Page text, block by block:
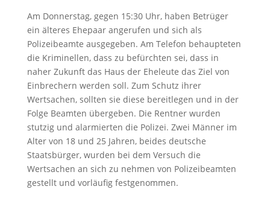
Am Donnerstag, gegen 15:30 Uhr, haben Betrüger
ein älteres Ehepaar angerufen und sich als
Polizeibeamte ausgegeben. Am Telefon behaupteten
die Kriminellen, dass zu befürchten sei, dass in
naher Zukunft das Haus der Eheleute das Ziel von
Einbrechern werden soll. Zum Schutz ihrer
Wertsachen, sollten sie diese bereitlegen und in der
Folge Beamten übergeben. Die Rentner wurden
stutzig und alarmierten die Polizei. Zwei Männer im
Alter von 18 und 25 Jahren, beides deutsche
Staatsbürger, wurden bei dem Versuch die
Wertsachen an sich zu nehmen von Polizeibeamten
gestellt und vorläufig festgenommen.